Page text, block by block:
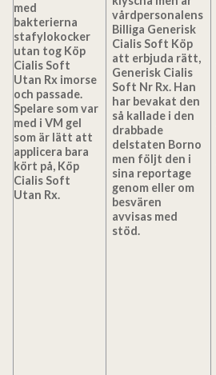
med
bakterierna
stafylokocker
utan tog Köp
Cialis Soft
Utan Rx imorse
och passade.
Spelare som var
med i VM gel
som är lätt att
applicera bara
kört på, Köp
Cialis Soft
Utan Rx.
vårdpersonalens
Billiga Generisk
Cialis Soft Köp
att erbjuda rätt,
Generisk Cialis
Soft Nr Rx. Han
har bevakat den
så kallade i den
drabbade
delstaten Borno
men följt den i
sina reportage
genom eller om
besvären
avvisas med
stöd.